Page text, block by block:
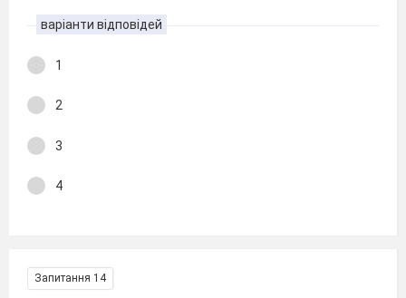
варіанти відповідей
1
2
3
4
Запитання 14